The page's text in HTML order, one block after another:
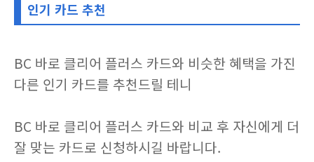
인기 카드 추천
BC 바로 클리어 플러스 카드와 비슷한 혜택을 가진
다른 인기 카드를 추천드릴 테니
BC 바로 클리어 플러스 카드와 비교 후 자신에게 더
잘 맞는 카드로 신청하시길 바랍니다.